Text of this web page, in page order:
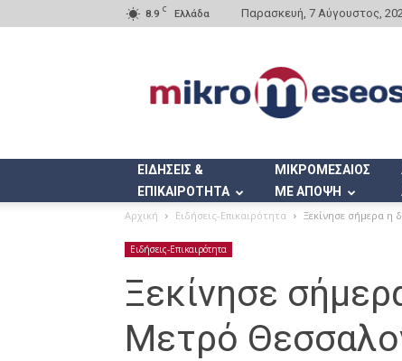
8.9 C Ελλάδα Παρασκευή, 7 Αύγουστος,
ΕΙΔΗΣΕΙΣ &
ΕΠΙΚΑΙΡΟΤΗΤΑ
ΜΙΚΡΟΜΕΣΑΙΟΣ
ΜΕ ΑΠΟΨΗ
Αρχική Ειδήσεις-Επικαιρότητα Ξεκίνησε σήμερα η
Ειδήσεις-Επικαιρότητα
Ξεκίνησε
Μετρό